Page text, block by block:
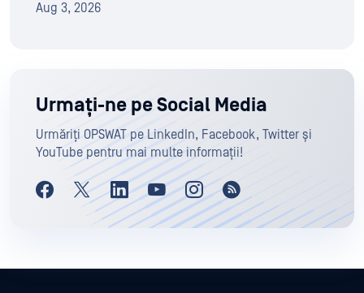
Aug 3, 2026
Urmați-ne pe Social Media
Urmăriți OPSWAT pe LinkedIn, Facebook, Twitter și
YouTube pentru mai multe informații!